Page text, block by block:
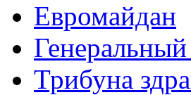
Евромайдан
Трибуна